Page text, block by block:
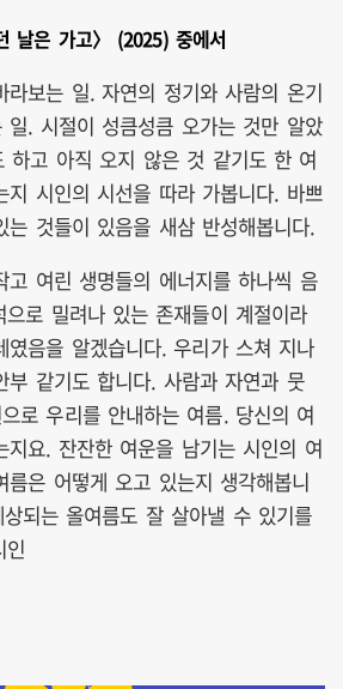
날은 가고〉 (2025) 중에서
라보는 일. 자연의 정기와 사람의 온기
일. 시절이 성큼성큼 오가는 것만 알았
하고 아직 오지 않은 것 같기도 한 여
지 시인의 시선을 따라 가봅니다. 바쁘
는 것들이 있음을 새삼 반성해봅니다.
고 여린 생명들의 에너지를 하나씩 음
로 밀려나 있는 존재들이 계절이라
였음을 알겠습니다. 우리가 스쳐 지나
부 같기도 합니다. 사람과 자연과 뭇
로 우리를 안내하는 여름. 당신의 여
지요. 잔잔한 여운을 남기는 시인의 여
은 어떻게 오고 있는지 생각해봅니
되는 올여름도 잘 살아낼 수 있기를
인